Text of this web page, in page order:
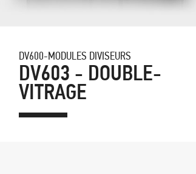
DV600-MODULES DIVISEURS
DV603 - DOUBLE-
VITRAGE